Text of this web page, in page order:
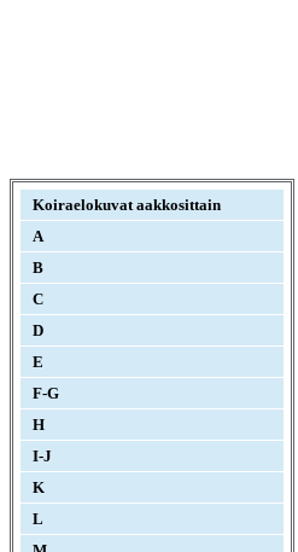
Koiraelokuvat aakkosittain
A
B
C
D
E
F-G
H
I-J
K
L